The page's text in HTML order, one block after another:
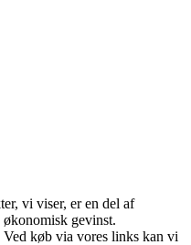
vi viser, er en del af
økonomisk gevinst.
køb via vores links kan vi